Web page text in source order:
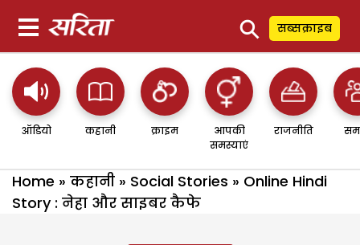
⚲ सब्सक्राइब
ऑडियो कहानी क्राइम
आपकी
समस्याएं
राजनीति
Home » कहानी » Social Stories » Online Hindi
Story : नेहा और साइबर कैफे